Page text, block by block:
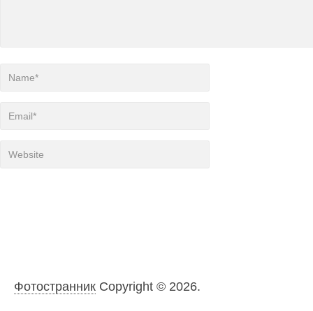
ФотостранникCopyright © 2026.